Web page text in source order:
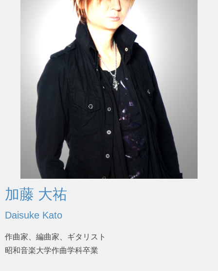
加藤 大祐
Daisuke Kato
作曲家、編曲家、ギタリスト
昭和音楽大学作曲学科卒業